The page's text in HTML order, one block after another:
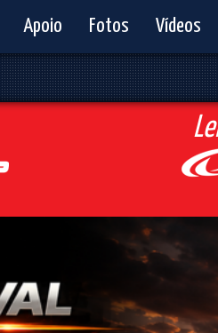
Apoio Fotos Vídeos